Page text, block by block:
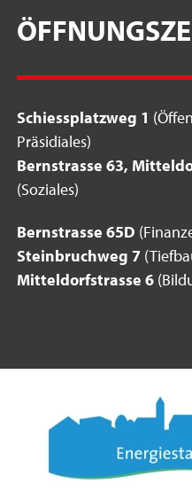
Schiessplatzweg 1
Präsidiales)
Bernstrasse 63,
(Soziales)
Bernstrasse 65D
Steinbruchweg 7
Mitteldorfstrasse 6